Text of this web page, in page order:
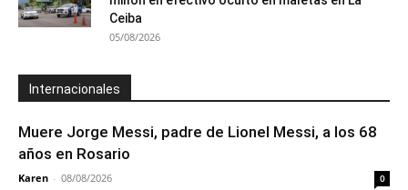
Ceiba
05/08/2026
Internacionales
Muere Jorge Messi, padre de Lionel Messi, a los 68
años en Rosario
Karen - 08/08/2026 0